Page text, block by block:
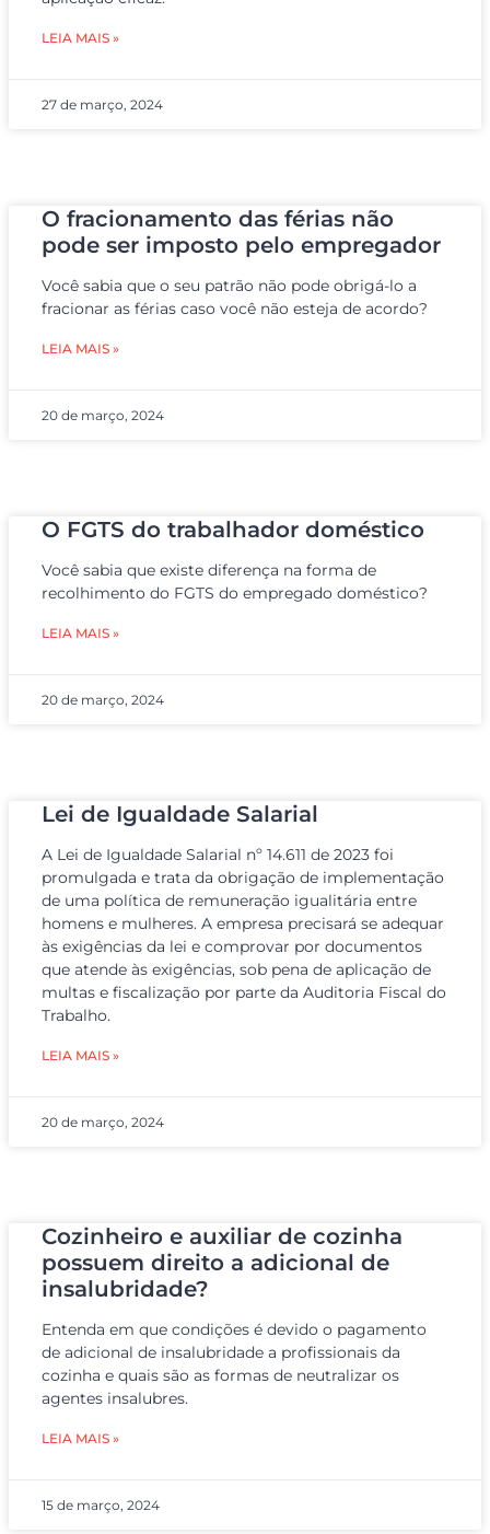
LEIA MAIS »
27 de março, 2024
O fracionamento das férias não
pode ser imposto pelo empregador
Você sabia que o seu patrão não pode obrigá-lo a
fracionar as férias caso você não esteja de acordo?
LEIA MAIS »
20 de março, 2024
O FGTS do trabalhador doméstico
Você sabia que existe diferença na forma de
recolhimento do FGTS do empregado doméstico?
LEIA MAIS »
20 de março, 2024
Lei de Igualdade Salarial
A Lei de Igualdade Salarial nº 14.611 de 2023 foi
promulgada e trata da obrigação de implementação
de uma política de remuneração igualitária entre
homens e mulheres. A empresa precisará se adequar
às exigências da lei e comprovar por documentos
que atende às exigências, sob pena de aplicação de
multas e fiscalização por parte da Auditoria Fiscal do
Trabalho.
LEIA MAIS »
20 de março, 2024
Cozinheiro e auxiliar de cozinha
possuem direito a adicional de
insalubridade?
Entenda em que condições é devido o pagamento
de adicional de insalubridade a profissionais da
cozinha e quais são as formas de neutralizar os
agentes insalubres.
LEIA MAIS »
15 de março, 2024